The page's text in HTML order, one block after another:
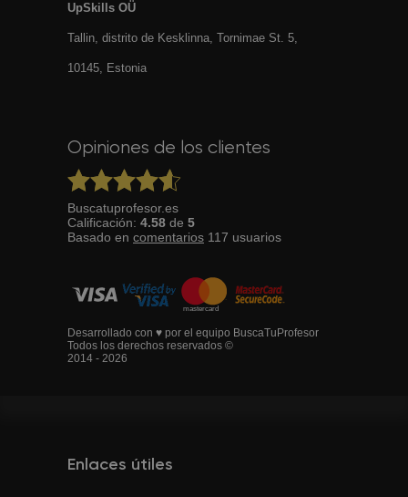
UpSkills OÜ
Tallin, distrito de Kesklinna, Tornimаe St. 5,
10145, Estonia
Opiniones de los clientes
Buscatuprofesor.es
Calificación: 4.58 de 5
Basado en comentarios 117 usuarios
Desarrollado con ♥ por el equipo BuscaTuProfesor
Todos los derechos reservados ©
2014 - 2026
Enlaces útiles